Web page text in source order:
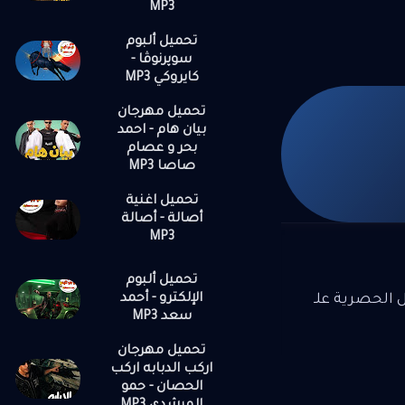
MP3
تحميل ألبوم
سوپرنوڤا -
كايروكي MP3
تحميل مهرجان
بيان هام - احمد
بحر و عصام
صاصا MP3
تحميل اغنية
أصالة - أصالة
MP3
تحميل ألبوم
الإلكترو - أحمد
سعد MP3
تحميل مهرجان
اركب الدبابه اركب
الحصان - حمو
الحصرية علـ